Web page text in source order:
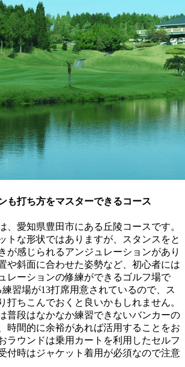
も打ち方をマスターできるコース
、愛知県豊田市にある丘陵コースです。
トな形状ではありますが、スタンスをと
が感じられるアンジュレーションがあり
や斜面に合わせた姿勢など、初心者には
レーションの修練ができるゴルフ場で
習場が13打席用意されているので、ス
打ちこんでおくと良いかもしれません。
普段はなかなか練習できないバンカーの
時間的に余裕があれば活用することをお
ラウンドは乗用カートを利用したセルフ
付時はジャケット着用が必須なので注意